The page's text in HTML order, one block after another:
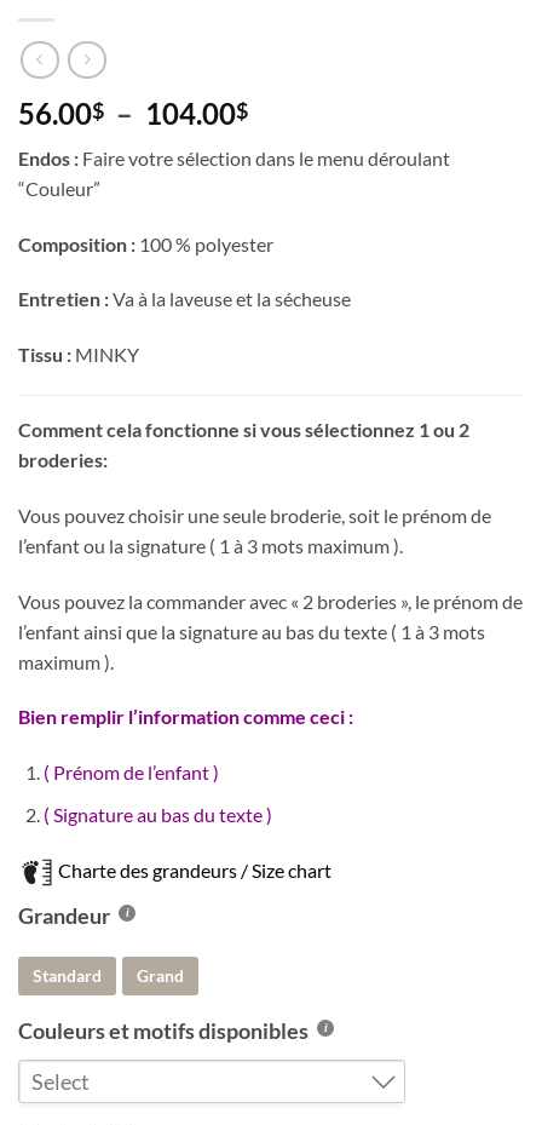
56.00$ – 104.00$Plage
prix :
104.00$
Endos : Faire votre sélection dans le menu déroulant
“Couleur”
Composition : 100 % polyester
Entretien :Va à la laveuse et la sécheuse
Tissu : MINKY
Comment cela fonctionne si vous sélectionnez 1 ou 2
broderies:
Vous pouvez choisir une seule broderie, soit le prénom de
l’enfant ou la signature ( 1 à 3 mots maximum ).
Vous pouvez la commander avec « 2 broderies », le prénom de
l’enfant ainsi que la signature au bas du texte ( 1 à 3 mots
maximum ).
Bien remplir l’information comme ceci :
( Prénom de l’enfant )
( Signature au bas du texte )
Charte des grandeurs / Size chart
Grandeur
Standard Grand
Couleurs et motifs disponibles
Select